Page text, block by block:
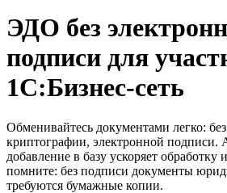
ЭДО без
подписи для
1С:Бизнес-сеть
Обменивайтесь документами легко:
криптографии, электронной подписи.
добавление в базу ускоряет
помните: без подписи документы
требуются бумажные копии.